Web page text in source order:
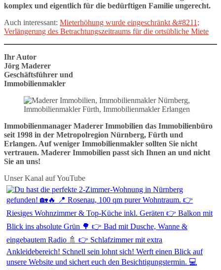
komplex und eigentlich für die bedürftigen Familie ungerecht.
Auch interessant: Mieterhöhung wurde eingeschränkt &#8211;
Verlängerung des Betrachtungszeitraums für die ortsübliche Miete
Ihr Autor
Jörg Maderer
Geschäftsführer und
Immobilienmakler
Immobilienmanager Maderer Immobilien das Immobilienbüro
seit 1998 in der Metropolregion Nürnberg, Fürth und
Erlangen. Auf weniger Immobilienmakler sollten Sie nicht
vertrauen. Maderer Immobilien passt sich Ihnen an und nicht
Sie an uns!
Unser Kanal auf YouTube